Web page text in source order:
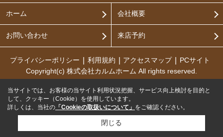
ホーム 会社概要
お問い合わせ 来店予約
プライバシーポリシー 利用規約 アクセスマップ
PCサイト
Copyright(c) 株式会社カルムホーム All rights reserved.
当サイトでは、お客様の当サイト利用状況把握、サービス向上検討を目的と
して、クッキー（Cookie）を使用しています。
詳しくは、当社の 「Cookieの取扱いについて」 をご確認ください。
閉じる